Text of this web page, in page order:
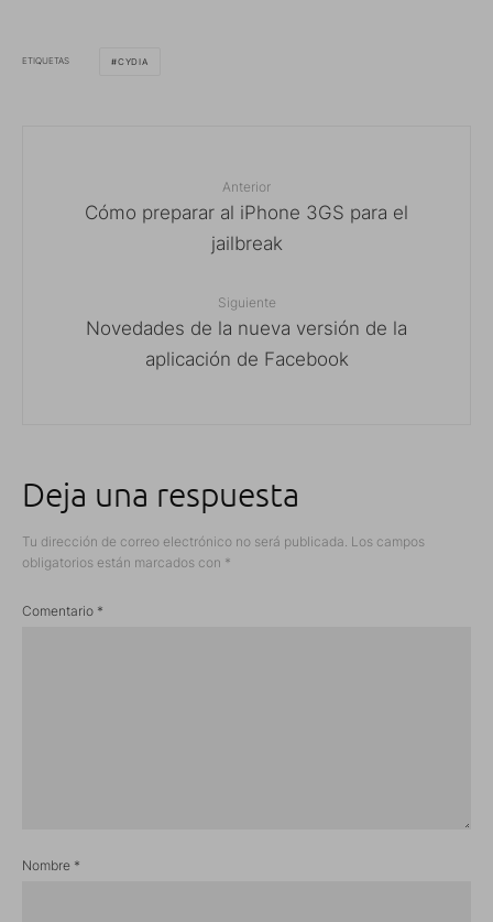
ETIQUETAS CYDIA
Anterior
Cómo preparar al iPhone 3GS para el
jailbreak
Siguiente
Novedades de la nueva versión de la
aplicación de Facebook
Deja una respuesta
Tu dirección de correo electrónico no será publicada. Los campos
obligatorios están marcados con *
Comentario *
Nombre *